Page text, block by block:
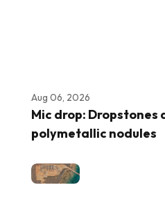
Aug 06, 2026
Mic drop: Dropstones
polymetallic nodules